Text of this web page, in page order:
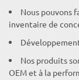
Nous pouvons
inventaire de
Nos produits
OEM et à la